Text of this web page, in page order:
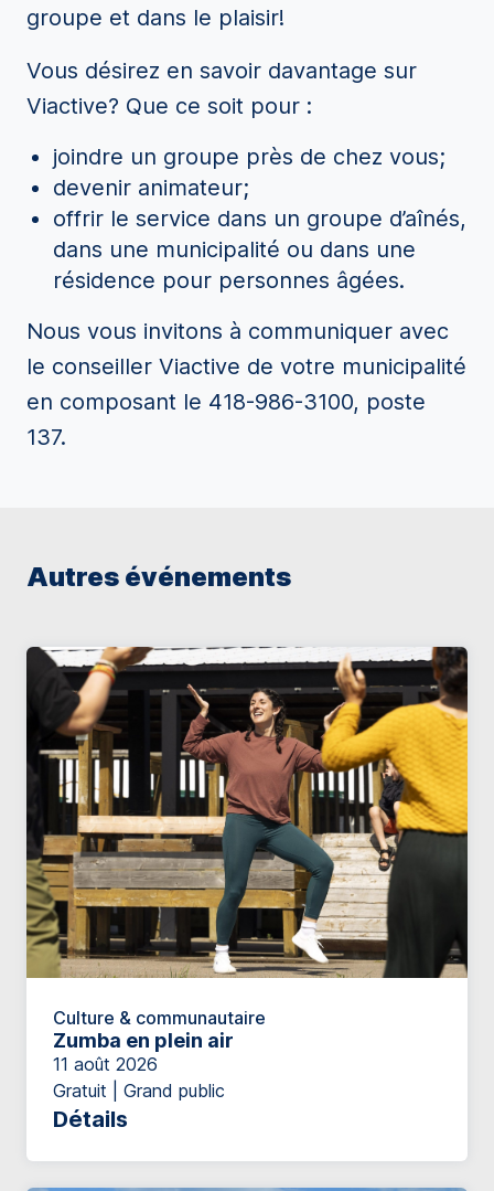
groupe et dans le plaisir!
Vous désirez en savoir davantage sur
Viactive? Que ce soit pour :
joindre un groupe près de chez vous;
devenir animateur;
offrir le service dans un groupe d’aînés,
dans une municipalité ou dans une
résidence pour personnes âgées.
Nous vous invitons à communiquer avec
le conseiller Viactive de votre municipalité
en composant le 418-986-3100, poste
137.
Autres événements
Culture & communautaire
Zumba en plein air
11 août 2026
Gratuit | Grand public
Détails